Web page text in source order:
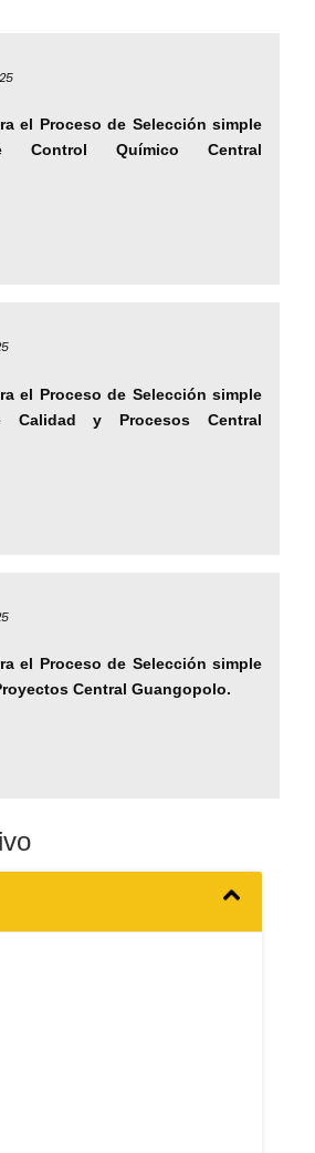
el Proceso de Selección simple
Control Químico Central
el Proceso de Selección simple
Calidad y Procesos Central
el Proceso de Selección simple
Central Guangopolo.